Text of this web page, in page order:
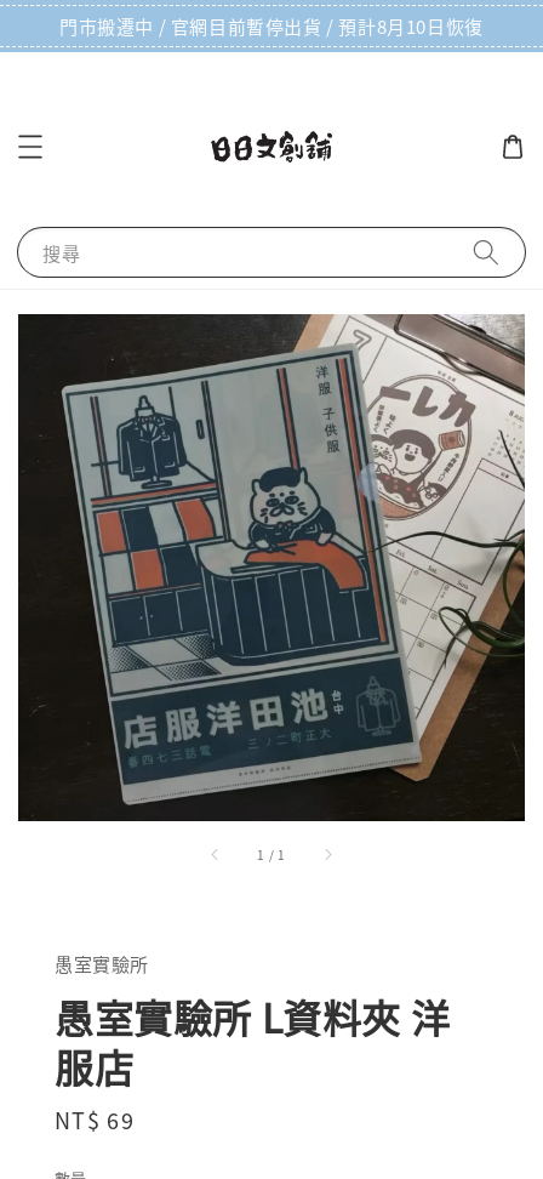
門市搬遷中 / 官網目前暫停出貨 / 預計8月10日恢復
搜尋
1 / 1
愚室實驗所
愚室實驗所 L資料夾 洋
服店
Regular
NT$ 69